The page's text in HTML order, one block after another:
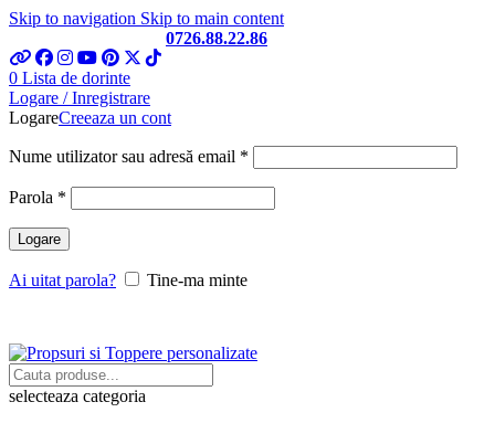
Skip to navigation Skip to main content
0726.88.22.86
0 Lista de dorinte
Logare / Inregistrare
LogareCreeaza un cont
Nume utilizator sau adresă email *
Parola *
Logare
Ai uitat parola? Tine-ma minte
selecteaza categoria